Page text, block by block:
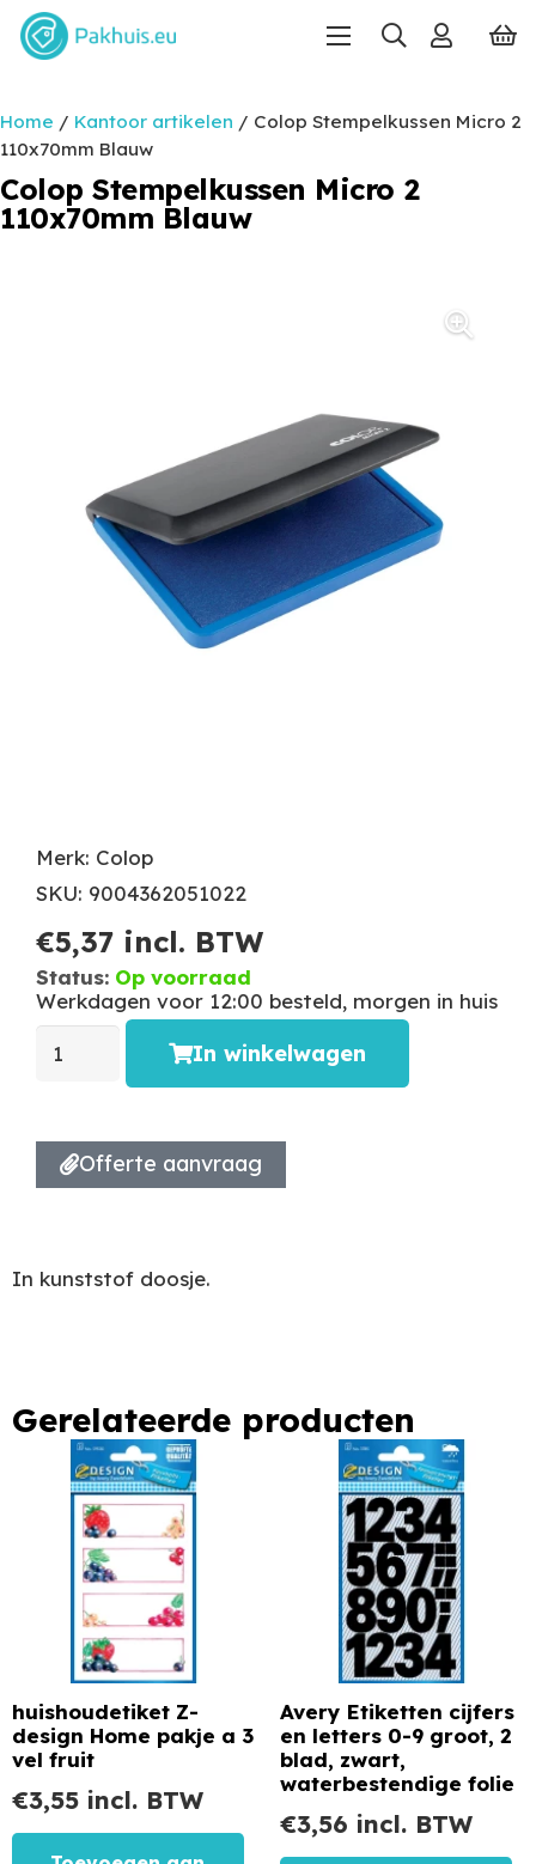
Home / Kantoor artikelen / Colop Stempelkussen Micro 2
110x70mm Blauw
Colop Stempelkussen Micro 2
110x70mm Blauw
Merk: Colop
SKU: 9004362051022
€5,37 incl. BTW
Status: Op voorraad
Werkdagen voor 12:00 besteld, morgen in huis
In winkelwagen
Offerte aanvraag
In kunststof doosje.
Gerelateerde producten
huishoudetiket Z-
design Home pakje a 3
vel fruit
€3,55 incl. BTW
Avery Etiketten cijfers
en letters 0-9 groot, 2
blad, zwart,
waterbestendige folie
€3,56 incl. BTW